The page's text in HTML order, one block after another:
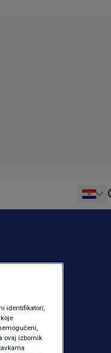
identifikatori,
ovaj izbornik